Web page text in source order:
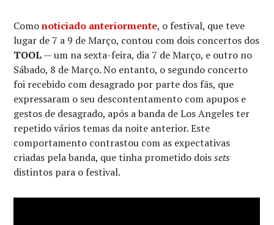
Comonoticiado anteriormente, o festival, que teve
lugar de 7 a 9 de Março, contou com dois concertos dos
TOOL— um na sexta-feira, dia 7 de Março, e outro no
Sábado, 8 de Março. No entanto, o segundo concerto
foi recebido com desagrado por parte dos fãs, que
expressaram o seu descontentamento com apupos e
gestos de desagrado, após a banda de Los Angeles ter
repetido vários temas da noite anterior. Este
comportamento contrastou com as expectativas
criadas pela banda, que tinha prometido doissets
distintos para o festival.